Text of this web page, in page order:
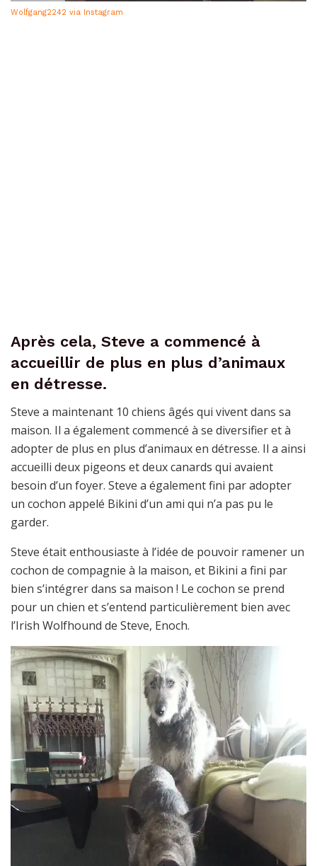
Wolfgang2242 via Instagram
Après cela, Steve a commencé à
accueillir de plus en plus d’animaux
en détresse.
Steve a maintenant 10 chiens âgés qui vivent dans sa
maison. Il a également commencé à se diversifier et à
adopter de plus en plus d’animaux en détresse. Il a ainsi
accueilli deux pigeons et deux canards qui avaient
besoin d’un foyer. Steve a également fini par adopter
un cochon appelé Bikini d’un ami qui n’a pas pu le
garder.
Steve était enthousiaste à l’idée de pouvoir ramener un
cochon de compagnie à la maison, et Bikini a fini par
bien s’intégrer dans sa maison ! Le cochon se prend
pour un chien et s’entend particulièrement bien avec
l’Irish Wolfhound de Steve, Enoch.